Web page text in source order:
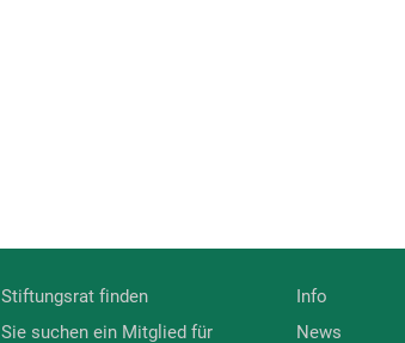
Stiftungsrat finden
Sie suchen ein Mitglied für
Info
News